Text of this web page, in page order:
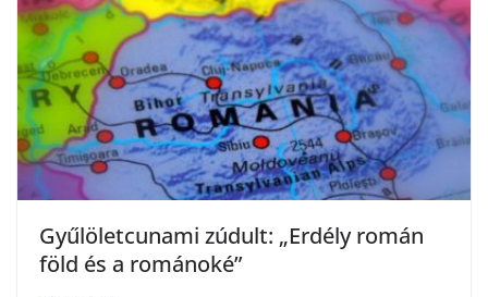
Gyűlöletcunami zúdult: „Erdély román
föld és a románoké”